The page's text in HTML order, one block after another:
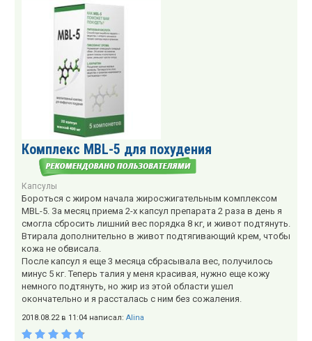
Комплекс MBL-5 для похудения
Капсулы
Бороться с жиром начала жиросжигательным комплексом
MBL-5. За месяц приема 2-х капсул препарата 2 раза в день я
смогла сбросить лишний вес порядка 8 кг, и живот подтянуть.
Втирала дополнительно в живот подтягивающий крем, чтобы
кожа не обвисала.
После капсул я еще 3 месяца сбрасывала вес, получилось
минус 5 кг. Теперь талия у меня красивая, нужно еще кожу
немного подтянуть, но жир из этой области ушел
окончательно и я рассталась с ним без сожаления.
2018.08.22 в 11:04 написал: Alina